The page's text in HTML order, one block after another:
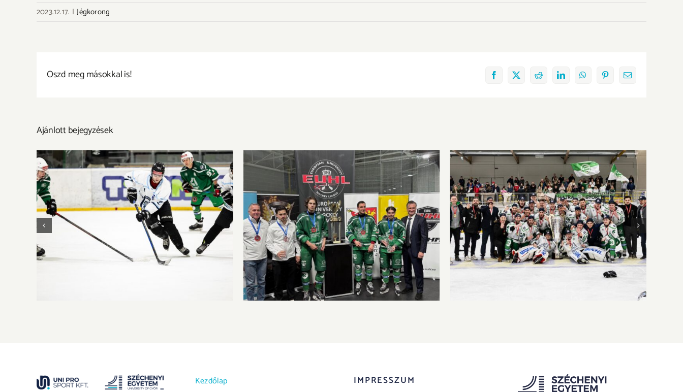
2023.12.17. | Jégkorong
Oszd meg másokkal is! Facebook
X RedditLinkedInWhatsAppPinterestEmail:
Ajánlott bejegyzések
A BGE vitte el az aranyérmet Győrből a 2026-
os 3×3 Jégkorong MEFOB-on
Bronzéremmel és egyéni elismerések sorával
zárta az EUHL-szezont az UNI GYŐR ETO HC
Történelmi este Jászberényben – zsinórban
harmadszor vagyunk Andersen Liga-
bajnokok!
Kezdőlap IMPRESSZUM